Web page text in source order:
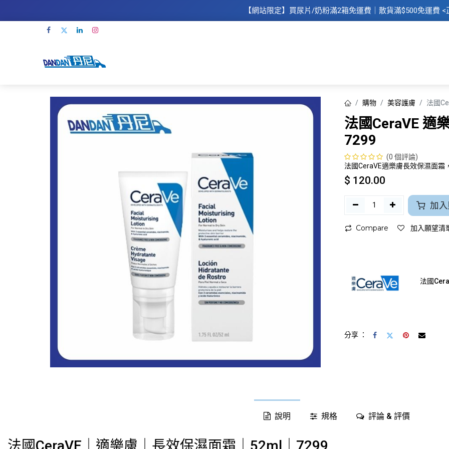
【網站限定】 買尿片/奶粉滿2箱免運費｜散​貨滿$500免運費 <
購物 美容護膚 法國
法國CeraVE 適
7299
(0 個評論)
法國CeraVE適樂膚長效保濕面霜
$ 120.00
加
Compare 加入願望清
法國
分享 ：
說明 規格 評論 & 評價
法國CeraVE｜適樂膚｜長效保濕面霜｜52ml｜7299